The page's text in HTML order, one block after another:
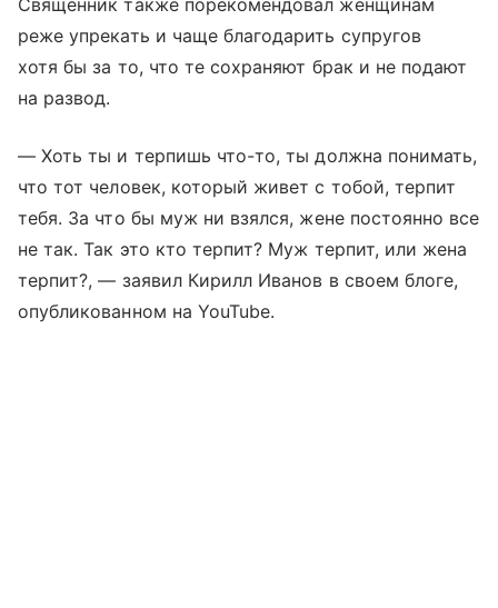
реже упрекать и чаще благодарить супругов
хотя бы за то, что те сохраняют брак и не подают
на развод.
— Хоть ты и терпишь что-то, ты должна понимать,
что тот человек, который живет с тобой, терпит
тебя. За что бы муж ни взялся, жене постоянно все
не так. Так это кто терпит? Муж терпит, или жена
терпит?, — заявил Кирилл Иванов в своем блоге,
опубликованном на YouTube.